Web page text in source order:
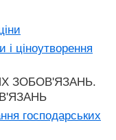
і ціноутворення
ЗОБОВ'ЯЗАНЬ.
господарських